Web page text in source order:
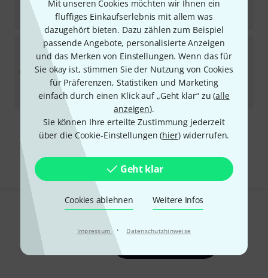
Mit unseren Cookies möchten wir Ihnen ein
fluffiges Einkaufserlebnis mit allem was
dazugehört bieten. Dazu zählen zum Beispiel
passende Angebote, personalisierte Anzeigen
und das Merken von Einstellungen. Wenn das für
Sie okay ist, stimmen Sie der Nutzung von Cookies
für Präferenzen, Statistiken und Marketing
einfach durch einen Klick auf „Geht klar“ zu (alle
anzeigen).
Sie können Ihre erteilte Zustimmung jederzeit
über die Cookie-Einstellungen (hier) widerrufen.
Geht klar
Cookies ablehnen Weitere Infos
Impressum · Datenschutzhinweise
Sofort lieferbar
13,90€
MerisEnzo X B-Stock
Sofort lieferbar
635€
30-Tage-Bestpreis:685 €
-7%
Kostenloser Versand ab 29 €
Gefällt Ihnen, was Sie sehen?